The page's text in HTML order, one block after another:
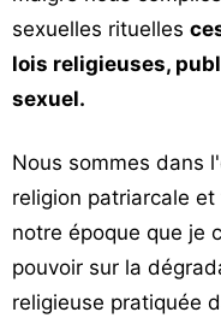
sexuelles rituelles
lois religieuses,
sexuel.
Nous sommes dans
religion patriarcale
notre époque que je
pouvoir sur la
religieuse pratiquée